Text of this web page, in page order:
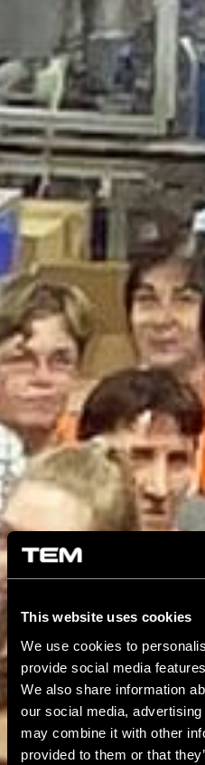
This website uses cookies
We use cookies to
provide social media
We also share information
our social media,
may combine it with other
provided to them or that